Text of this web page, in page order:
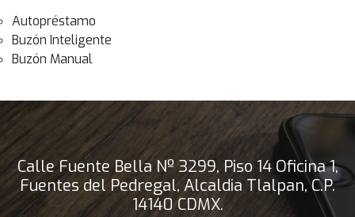
Autopréstamo
Buzón Inteligente
Buzón Manual
Calle Fuente Bella Nº 3299, Piso 14 Oficina 1,
Fuentes del Pedregal, Alcaldia Tlalpan, C.P.
14140 CDMX.